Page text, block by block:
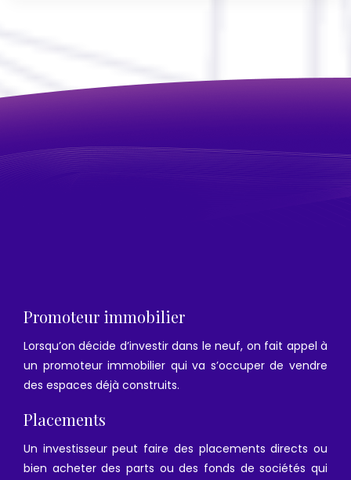
Promoteur immobilier
Lorsqu’on décide d’investir dans le neuf, on fait appel à
un promoteur immobilier qui va s’occuper de vendre
des espaces déjà construits.
Placements
Un investisseur peut faire des placements directs ou
bien acheter des parts ou des fonds de sociétés qui